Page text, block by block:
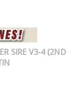
SIRE V3-4 (2ND